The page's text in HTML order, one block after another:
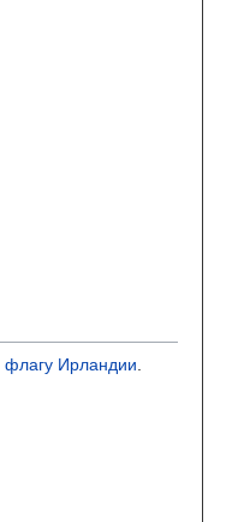
флагу Ирландии.